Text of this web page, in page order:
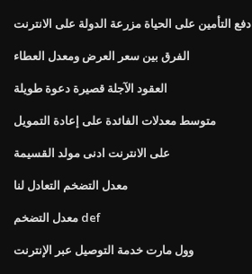
دفع التأمين على الحياة مزرعة الدولة على الانترنت
الفرق بين سعر العرض ومعدل العطاء
العقود الآجلة قصيرة دعوة طويلة
متوسط ​​معدلات الفائدة على إعادة التمويل
على الانترنت ادنى مولد القسيمة
معدل التضخم التعادل لنا
معدل التضخم def
وول مارت خدمة التوصيل عبر الإنترنت